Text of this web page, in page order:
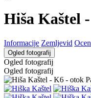
Hiša Kaštel
Informacije Zemljevid
Ogled fotografij
Ogled fotografij
Ogled fotografij